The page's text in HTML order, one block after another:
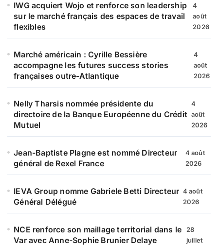
IWG acquiert Wojo et renforce son leadership
sur le marché français des espaces de travail
flexibles
4
août
2026
Marché américain : Cyrille Bessière
accompagne les futures success stories
françaises outre-Atlantique
4
août
2026
Nelly Tharsis nommée présidente du
directoire de la Banque Européenne du Crédit
Mutuel
4
août
2026
Jean-Baptiste Plagne est nommé Directeur
général de Rexel France
4 août
2026
IEVA Group nomme Gabriele Betti Directeur
Général Délégué
4 août
2026
NCE renforce son maillage territorial dans le
Var avec Anne-Sophie Brunier Delaye
28
juillet